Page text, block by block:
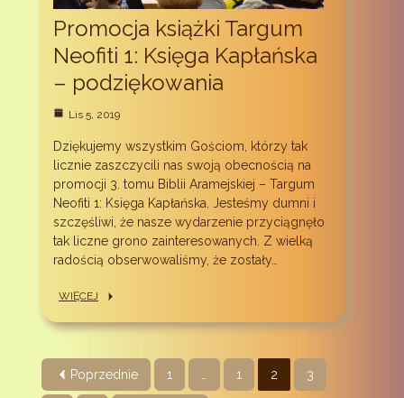
Promocja książki Targum
Neofiti 1: Księga Kapłańska
– podziękowania
Lis 5, 2019
Dziękujemy wszystkim Gościom, którzy tak
licznie zaszczycili nas swoją obecnością na
promocji 3. tomu Biblii Aramejskiej – Targum
Neofiti 1: Księga Kapłańska. Jesteśmy dumni i
szczęśliwi, że nasze wydarzenie przyciągnęło
tak liczne grono zainteresowanych. Z wielką
radością obserwowaliśmy, że zostały…
WIĘCEJ
Poprzednie 1 1 2 3